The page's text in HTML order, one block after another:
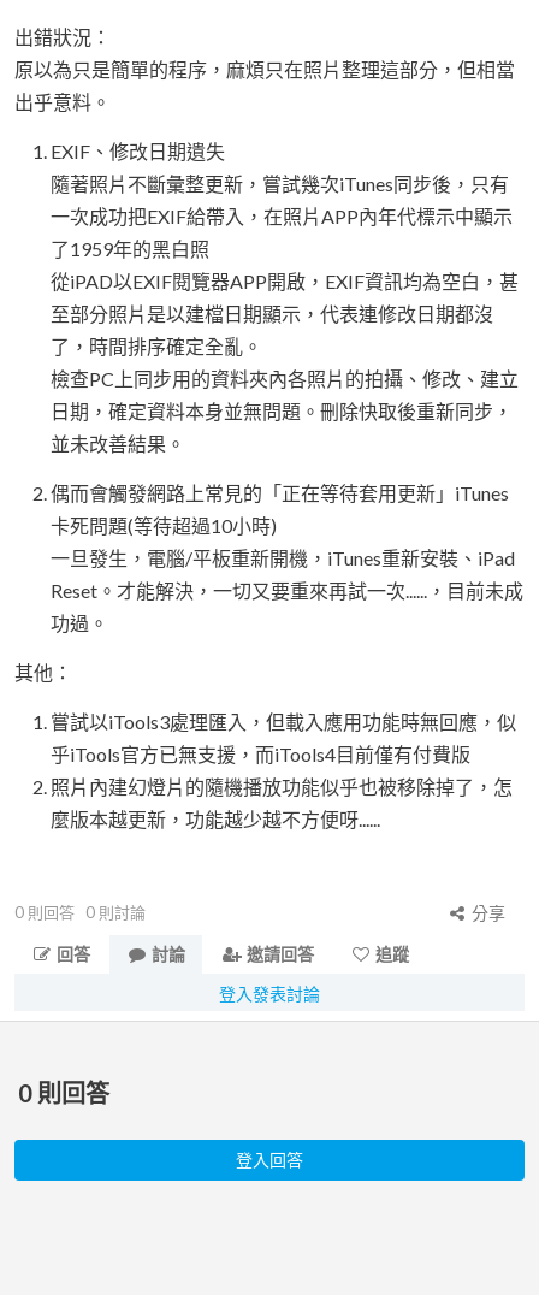
出錯狀況：
原以為只是簡單的程序，麻煩只在照片整理這部分，但相當
出乎意料。
EXIF、修改日期遺失
隨著照片不斷彙整更新，嘗試幾次iTunes同步後，只有
一次成功把EXIF給帶入，在照片APP內年代標示中顯示
了1959年的黑白照
從iPAD以EXIF閱覽器APP開啟，EXIF資訊均為空白，甚
至部分照片是以建檔日期顯示，代表連修改日期都沒
了，時間排序確定全亂。
檢查PC上同步用的資料夾內各照片的拍攝、修改、建立
日期，確定資料本身並無問題。刪除快取後重新同步，
並未改善結果。
偶而會觸發網路上常見的「正在等待套用更新」iTunes
卡死問題(等待超過10小時)
一旦發生，電腦/平板重新開機，iTunes重新安裝、iPad
Reset。才能解決，一切又要重來再試一次......，目前未成
功過。
其他：
嘗試以iTools3處理匯入，但載入應用功能時無回應，似
乎iTools官方已無支援，而iTools4目前僅有付費版
照片內建幻燈片的隨機播放功能似乎也被移除掉了，怎
麼版本越更新，功能越少越不方便呀......
0 則回答 0 則討論
分享
回答
討論 邀請回答
追蹤
登入發表討論
0 則回答
登入回答